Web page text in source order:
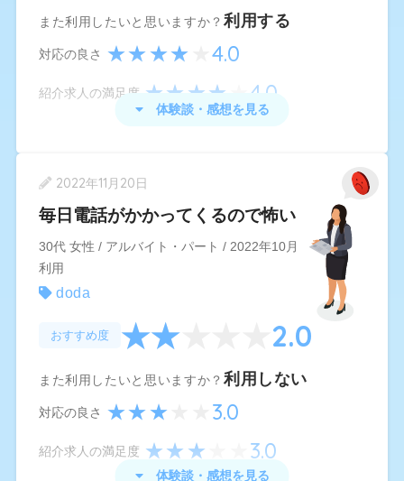
きるためとても便利でした。定期的に連絡をくれ
たので本当に助かりました。
また利用したいと思いますか？ 利用する
対応の良さ 4.0
紹介求人の満足度 4.0
求人を多く紹介してくれたのはよかったが、自分
があまり希望していない業界や仕事内容であった
り、給与面や休日数などの条件があまりよくない
求人を紹介されることもあったのが残念だった。
結局もう一つ利用していたエージェントをメイン
で使い、自分で応募した会社に転職することにな
った。
結局は探している業界や対応する人によるかと思
った。CMで2人に1人は利用していると謳ってい
体験談・感想を見る
2022年11月20日
毎日電話がかかってくるので怖い
30代 女性 / アルバイト・パート / 2022年10月
利用
doda
おすすめ度 2.0
また利用したいと思いますか？ 利用しない
対応の良さ 3.0
紹介求人の満足度 3.0
体験談・感想を見る